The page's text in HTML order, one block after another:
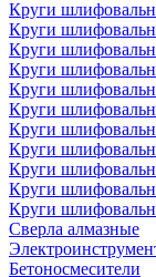
Круги
Круги
Круги
Круги
Круги
Круги
Круги
Круги
Круги
Круги
Круги
Сверла алмазные
Бетоносмесители